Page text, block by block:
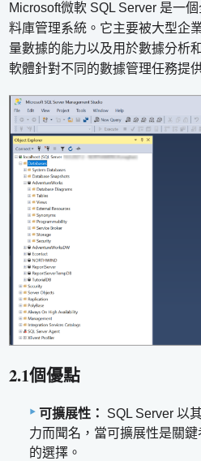
Microsoft微軟 SQL Server 是一
料庫管理系統。它主要被大型企
量數據的能力以及用於數據分析
軟體針對不同的數據管理任務提
2.1個優點
可擴展性：
SQL Server 以
力而聞名，當可擴展性是關
的選擇。